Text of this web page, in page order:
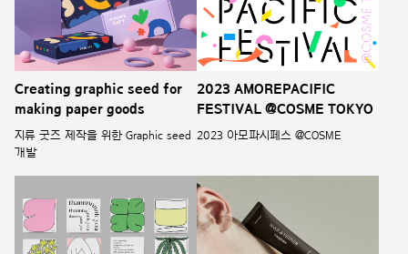
Creating graphic seed for
making paper goods
지류 굿즈 제작을 위한 Graphic seed
개발
2023 AMOREPACIFIC
FESTIVAL @COSME TOKYO
2023 아모파시페스 @COSME